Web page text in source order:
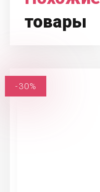
товары
-30%